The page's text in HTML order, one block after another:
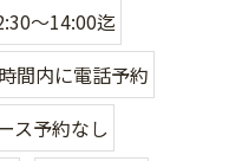
〜14:00迄
間内に電話予約
ス予約なし